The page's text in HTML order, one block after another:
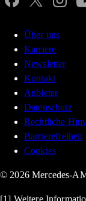
Über uns
Karriere
Newsletter
Kontakt
Anbieter
Datenschutz
Rechtliche
Barrierefreiheit
Cookies
© 2026 Mercedes-